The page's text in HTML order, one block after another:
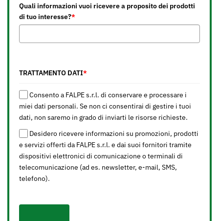
Quali informazioni vuoi ricevere a proposito dei prodotti
di tuo interesse?*
TRATTAMENTO DATI*
Consento a FALPE s.r.l. di conservare e processare i
miei dati personali. Se non ci consentirai di gestire i tuoi
dati, non saremo in grado di inviarti le risorse richieste.
Desidero ricevere informazioni su promozioni, prodotti
e servizi offerti da FALPE s.r.l. e dai suoi fornitori tramite
dispositivi elettronici di comunicazione o terminali di
telecomunicazione (ad es. newsletter, e-mail, SMS,
telefono).